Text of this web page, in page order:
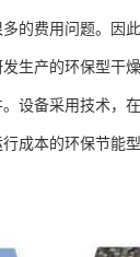
的费用问题。因
生产的环保型干
设备采用技术，
成本的环保节能型